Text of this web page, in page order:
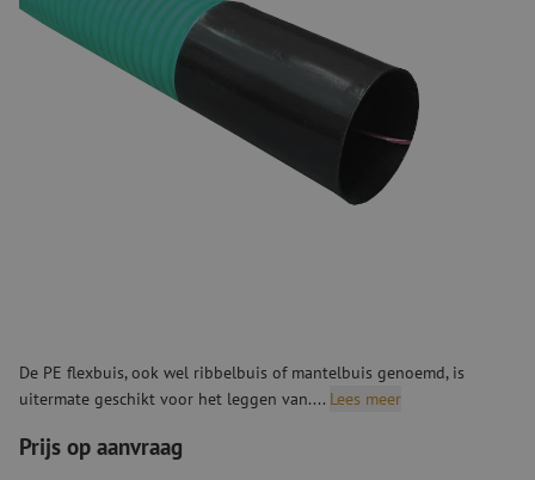
De PE flexbuis, ook wel ribbelbuis of mantelbuis genoemd, is
uitermate geschikt voor het leggen van.... Lees meer
Prijs op aanvraag